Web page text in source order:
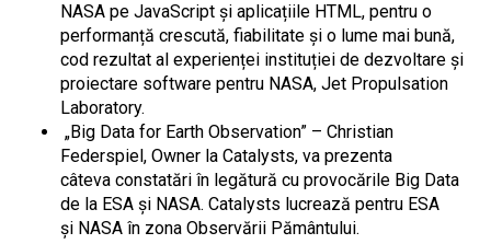
NASA pe JavaScript și aplicațiile HTML, pentru o
performanță crescută, fiabilitate și o lume mai bună,
cod rezultat al experienței instituției de dezvoltare și
proiectare software pentru NASA, Jet Propulsation
Laboratory.
„Big Data for Earth Observation” – Christian
Federspiel, Owner la Catalysts, va prezenta
câteva constatări în legătură cu provocările Big Data
de la ESA și NASA. Catalysts lucrează pentru ESA
și NASA în zona Observării Pământului.